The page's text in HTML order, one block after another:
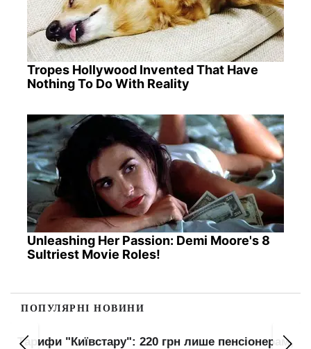
Tropes Hollywood Invented That Have
Nothing To Do With Reality
Unleashing Her Passion: Demi Moore's 8
Sultriest Movie Roles!
ПОПУЛЯРНІ НОВИНИ
Тарифи "Київстару": 220 грн лише пенсіонерам,